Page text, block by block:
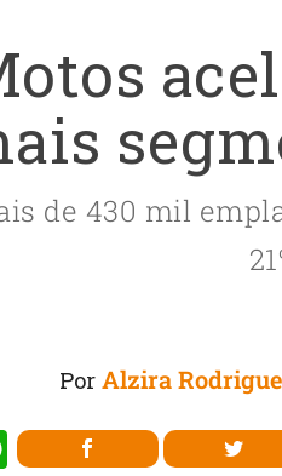
de 430 mil
Por Alzira
W